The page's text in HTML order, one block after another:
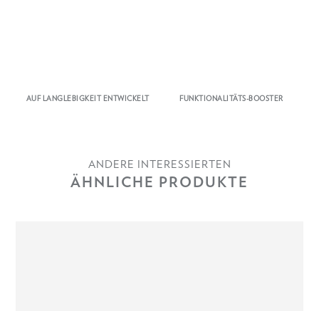
AUF LANGLEBIGKEIT ENTWICKELT FUNKTIONALITÄTS-BOOSTER
ANDERE INTERESSIERTEN
ÄHNLICHE PRODUKTE